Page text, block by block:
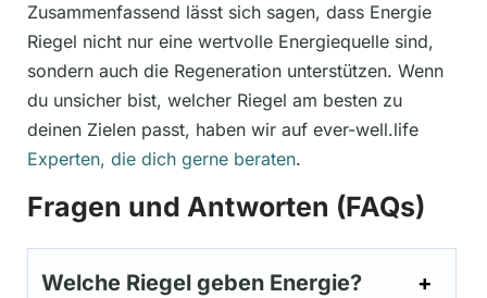
Zusammenfassend lässt sich sagen, dass Energie
Riegel nicht nur eine wertvolle Energiequelle sind,
sondern auch die Regeneration unterstützen. Wenn
du unsicher bist, welcher Riegel am besten zu
deinen Zielen passt, haben wir auf ever-well.life
Experten, die dich gerne beraten.
Fragen und Antworten (FAQs)
Welche Riegel geben Energie?